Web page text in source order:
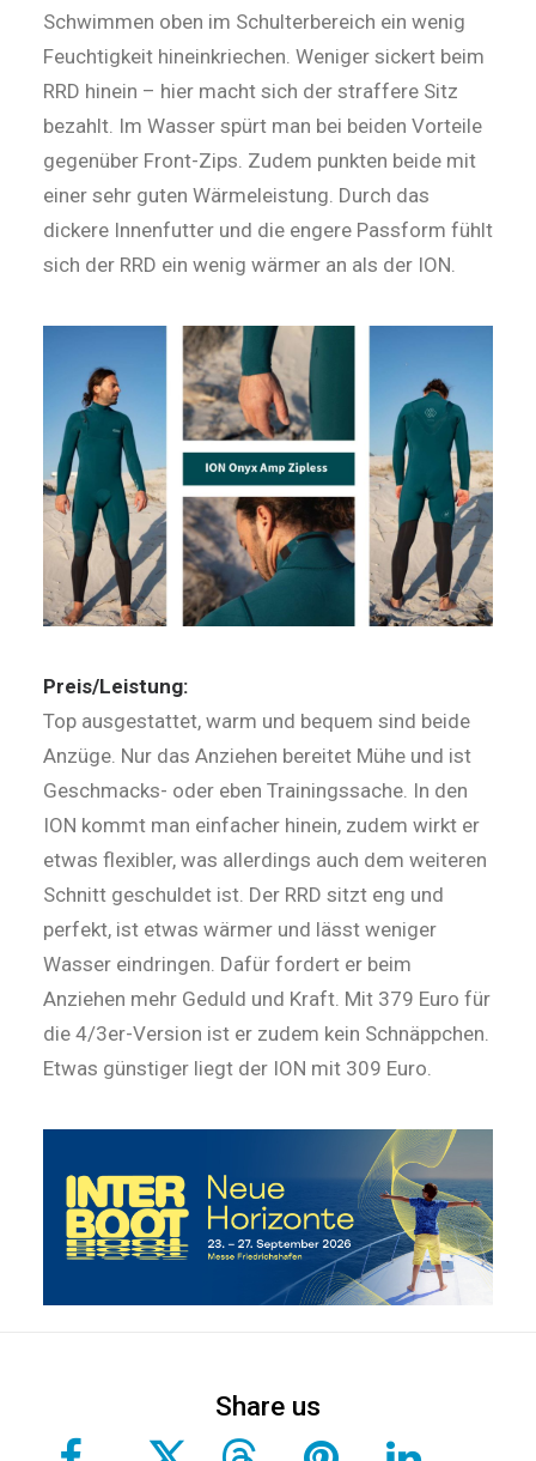
Schwimmen oben im Schulterbereich ein wenig
Feuchtigkeit hineinkriechen. Weniger sickert beim
RRD hinein – hier macht sich der straffere Sitz
bezahlt. Im Wasser spürt man bei beiden Vorteile
gegenüber Front-Zips. Zudem punkten bei­de mit
einer sehr guten Wärmeleistung. Durch das
dickere Innenfutter und die engere Passform fühlt
sich der RRD ein wenig wärmer an als der ION.
Preis/Leistung:
Top ausgestattet, warm und bequem sind beide
Anzüge. Nur das Anziehen bereitet Mühe und ist
Geschmacks- oder eben Trainings­sache. In den
ION kommt man ein­facher hinein, zudem wirkt er
etwas flexibler, was allerdings auch dem weiteren
Schnitt geschuldet ist. Der RRD sitzt eng und
perfekt, ist etwas wärmer und lässt weniger
Wasser eindringen. Dafür fordert er beim
Anziehen mehr Geduld und Kraft. Mit 379 Euro für
die 4/3er-Version ist er zudem kein Schnäppchen.
Etwas günstiger liegt der ION mit 309 Euro.